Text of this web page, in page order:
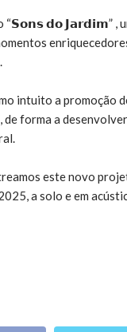
“𝗦𝗼𝗻𝘀 𝗱𝗼 𝗝𝗮𝗿𝗱𝗶𝗺” ,
intuito a promoção
forma a desenvolver
este novo
a solo e em